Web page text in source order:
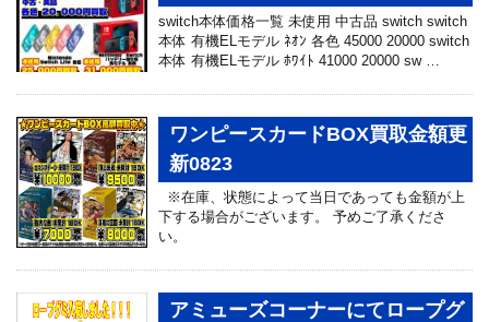
switch本体価格一覧 未使用 中古品 switch switch
本体 有機ELモデル ﾈｵﾝ 各色 45000 20000 switch
本体 有機ELモデル ﾎﾜｲﾄ 41000 20000 sw …
ワンピースカードBOX買取金額更
新0823
※在庫、状態によって当日であっても金額が上
下する場合がございます。 予めご了承くださ
い。
アミューズコーナーにてロープグ